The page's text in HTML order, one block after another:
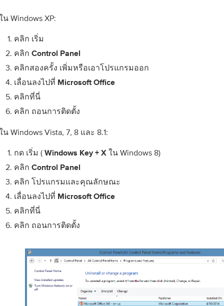
น Windows XP:
คลิก เริ่ม
คลิก Control Panel
คลิกสองครั้ง เพิ่มหรือเอาโปรแกรมออก
เลื่อนลงไปที่ Microsoft Office
คลิกที่นี่
คลิก ถอนการติดตั้ง
น Windows Vista, 7, 8 และ 8.1:
กด เริ่ม ( Windows Key + X ใน Windows 8)
คลิก Control Panel
คลิก โปรแกรมและคุณลักษณะ
เลื่อนลงไปที่ Microsoft Office
คลิกที่นี่
คลิก ถอนการติดตั้ง